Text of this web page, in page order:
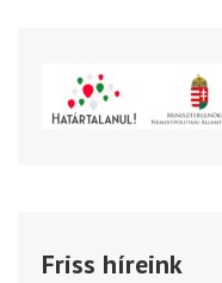
Friss híreink